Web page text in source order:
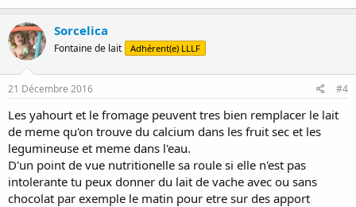
Sorcelica
Fontaine de lait Adhérent(e) LLLF
21 Décembre 2016 #4
Les yahourt et le fromage peuvent tres bien remplacer le lait
de meme qu'on trouve du calcium dans les fruit sec et les
legumineuse et meme dans l'eau.
D'un point de vue nutritionelle sa roule si elle n'est pas
intolerante tu peux donner du lait de vache avec ou sans
chocolat par exemple le matin pour etre sur des apport